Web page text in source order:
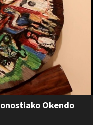
Okendo